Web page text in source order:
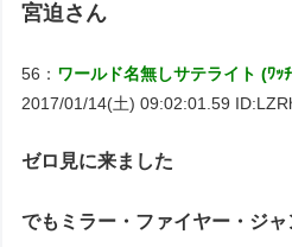
宮迫さん
56： ワールド名無しサテライト (ﾜｯ
2017/01/14(土) 09:02:01.59
ゼロ見に来ました
でもミラー・ファイヤー・ジ